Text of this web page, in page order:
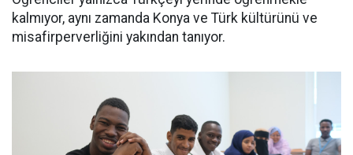
kalmıyor, aynı zamanda Konya ve Türk kültürünü ve
misafirperverliğini yakından tanıyor.